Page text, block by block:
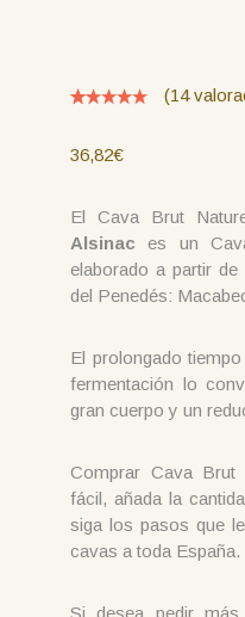
de 5 en
s de
(14
36,82€
El Cava Brut
Alsinac es un
elaborado a partir
del Penedés:
El prolongado
fermentación lo
gran cuerpo y un
Comprar Cava
fácil, añada la
siga los pasos que
cavas a toda España.